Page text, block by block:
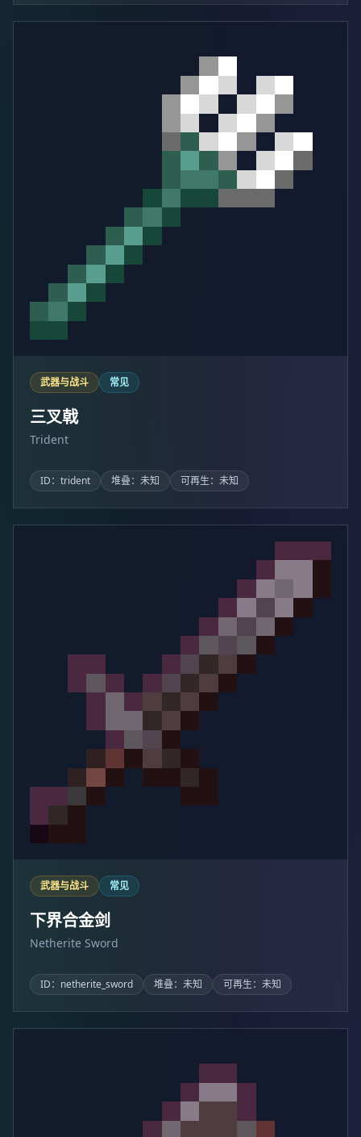
武器与战斗 常见
三叉戟
Trident
ID：trident 堆叠：未知 可再生：未知
武器与战斗 常见
下界合金剑
Netherite Sword
ID：netherite_sword 堆叠：未知 可再生：未知